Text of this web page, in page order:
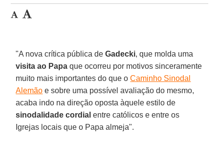
"A nova crítica pública deGadecki, que molda uma
visita ao Papa que ocorreu por motivos sinceramente
muito mais importantes do que oCaminho Sinodal
Alemão e sobre uma possível avaliação do mesmo,
acaba indo na direção oposta àquele estilo de
sinodalidade cordial entre católicos e entre os
Igrejas locais que o Papa almeja".